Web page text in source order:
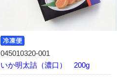
045010320-001
いか明太詰（濃口） 200g